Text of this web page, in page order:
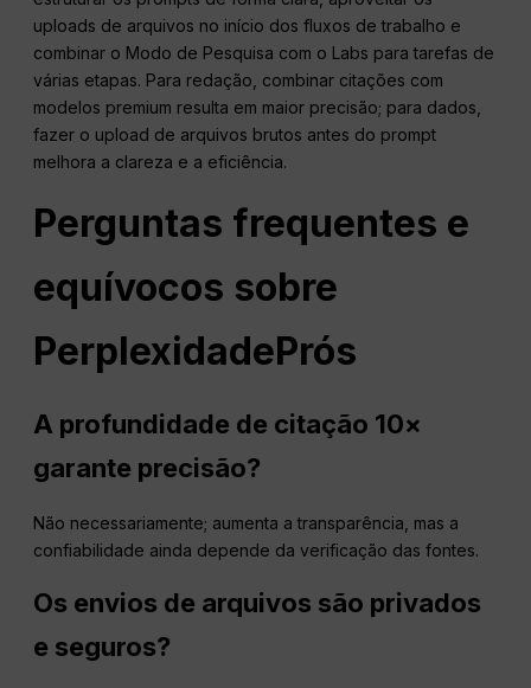
uploads de arquivos no início dos fluxos de trabalho e
combinar o Modo de Pesquisa com o Labs para tarefas de
várias etapas. Para redação, combinar citações com
modelos premium resulta em maior precisão; para dados,
fazer o upload de arquivos brutos antes do prompt
melhora a clareza e a eficiência.
Perguntas frequentes e
equívocos sobre
PerplexidadePrós
A profundidade de citação 10×
garante precisão?
Não necessariamente; aumenta a transparência, mas a
confiabilidade ainda depende da verificação das fontes.
Os envios de arquivos são privados
e seguros?